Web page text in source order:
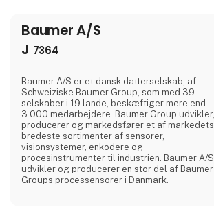
Baumer A/S
J 7364
Baumer A/S er et dansk datterselskab, af
Schweiziske Baumer Group, som med 39
selskaber i 19 lande, beskæftiger mere end
3.000 medarbejdere. Baumer Group udvikler,
producerer og markedsfører et af markedets
bredeste sortimenter af sensorer,
visionsystemer, enkodere og
procesinstrumenter til industrien. Baumer A/S
udvikler og producerer en stor del af Baumer
Groups processensorer i Danmark.